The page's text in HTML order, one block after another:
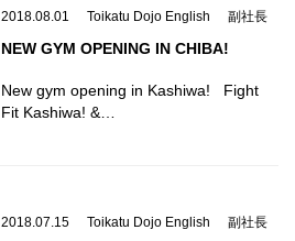
2018.08.01 Toikatu Dojo English 副社長
NEW GYM OPENING IN CHIBA!
New gym opening in Kashiwa! Fight
Fit Kashiwa! &…
2018.07.15 Toikatu Dojo English 副社長